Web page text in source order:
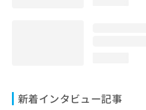
新着インタビュー記事